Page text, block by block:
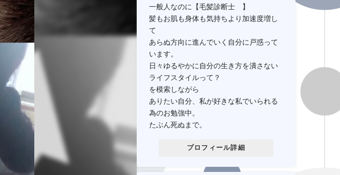
一般人なのに【毛髪診断士®】
髪もお肌も身体も気持ちより加速度増し
て
あらぬ方向に進んでいく自分に戸惑って
います。
日々ゆるやかに自分の生き方を潰さない
ライフスタイルって？
を模索しながら
ありたい自分、私が好きな私でいられる
為のお勉強中。
たぶん死ぬまで。
プロフィール詳細